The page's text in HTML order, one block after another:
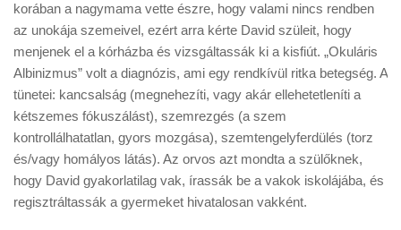
korában a nagymama vette észre, hogy valami nincs rendben
az unokája szemeivel, ezért arra kérte David szüleit, hogy
menjenek el a kórházba és vizsgáltassák ki a kisfiút. „Okuláris
Albinizmus” volt a diagnózis, ami egy rendkívül ritka betegség. A
tünetei: kancsalság (megnehezíti, vagy akár ellehetetleníti a
kétszemes fókuszálást), szemrezgés (a szem
kontrollálhatatlan, gyors mozgása), szemtengelyferdülés (torz
és/vagy homályos látás). Az orvos azt mondta a szülőknek,
hogy David gyakorlatilag vak, írassák be a vakok iskolájába, és
regisztráltassák a gyermeket hivatalosan vakként.